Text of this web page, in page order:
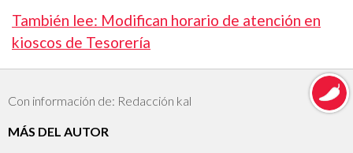
También lee: Modifican horario de atención en
kioscos de Tesorería
Con información de: Redacción kal
MÁS DEL AUTOR